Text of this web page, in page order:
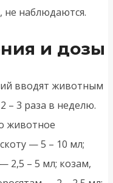
не наблюдаются.
и дозы
вводят животным
– 3 раза в неделю.
животное
— 5 – 10 мл;
2,5 – 5 мл; козам,